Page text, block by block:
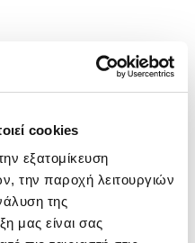
cookies
εξατομίκευση
την παροχή λειτουργιών
της
μας είναι σας